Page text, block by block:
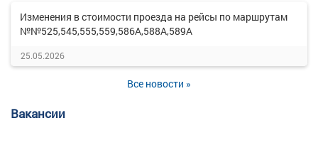
Изменения в стоимости проезда на рейсы по маршрутам
№№525,545,555,559,586А,588А,589А
25.05.2026
Все новости »
Вакансии